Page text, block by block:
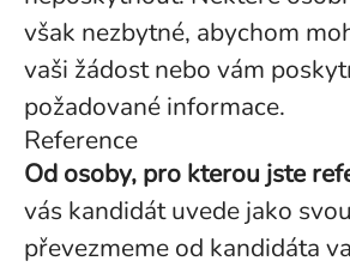
však nezbytné, abychom
vaši žádost nebo vám
požadované informace.
Reference
Od osoby, pro kterou jste
vás kandidát uvede jako
převezmeme od kandidáta